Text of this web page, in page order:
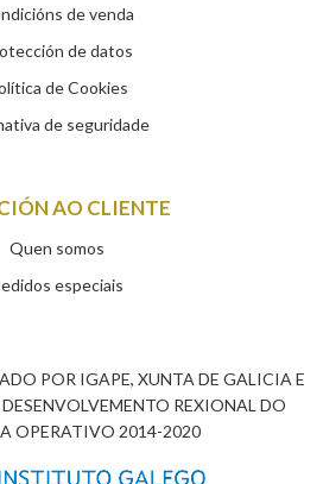
de venda
de datos
de Cookies
de seguridade
AO CLIENTE
Quen somos
especiais
POR IGAPE, XUNTA DE GALICIA E
REXIONAL DO
OPERATIVO 2014-2020